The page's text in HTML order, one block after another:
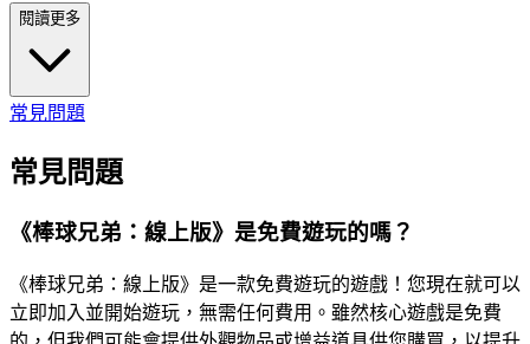
閱讀更多
常見問題
常見問題
《棒球兄弟：線上版》是免費遊玩的嗎？
《棒球兄弟：線上版》是一款免費遊玩的遊戲！您現在就可以
立即加入並開始遊玩，無需任何費用。雖然核心遊戲是免費